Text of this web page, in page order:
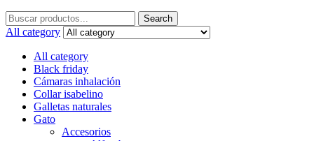
Search
for:
Search
All category
All category
Black friday
Cámaras inhalación
Collar isabelino
Galletas naturales
Gato
Accesorios